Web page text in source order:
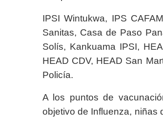
IPSI Wintukwa, IPS
Sanitas, Casa de Paso
Solís, Kankuama IPSI,
HEAD CDV, HEAD San
Policía.
A los puntos de
objetivo de Influenza, niñas